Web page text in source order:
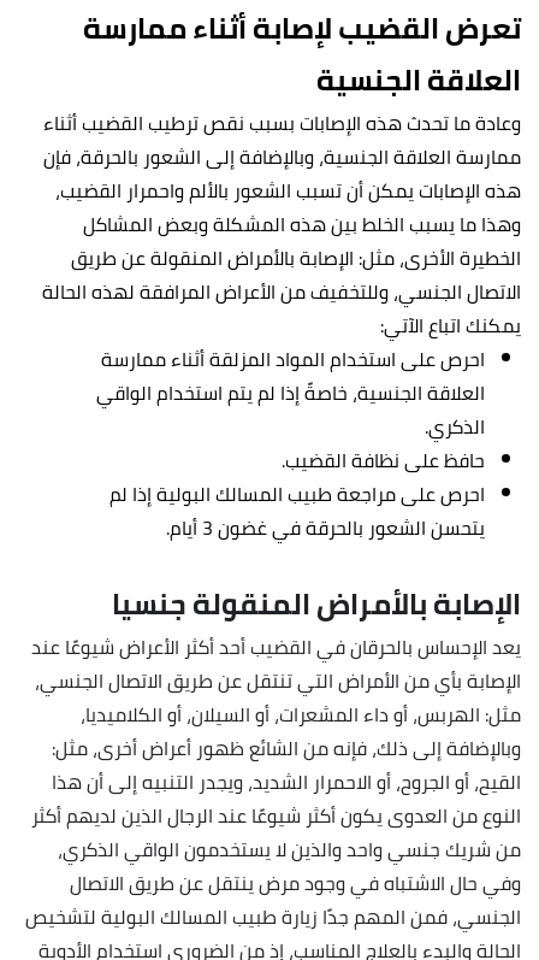
تعرض القضيب لإصابة أثناء ممارسة
العلاقة الجنسية
وعادة ما تحدث هذه الإصابات بسبب نقص ترطيب القضيب أثناء
ممارسة العلاقة الجنسية، وبالإضافة إلى الشعور بالحرقة، فإن
هذه الإصابات يمكن أن تسبب الشعور بالألم واحمرار القضيب،
وهذا ما يسبب الخلط بين هذه المشكلة وبعض المشاكل
الخطيرة الأخرى، مثل: الإصابة بالأمراض المنقولة عن طريق
الاتصال الجنسي، وللتخفيف من الأعراض المرافقة لهذه الحالة
يمكنك اتباع الآتي:
احرص على استخدامالمواد المزلقةأثناء ممارسة
العلاقة الجنسية، خاصةً إذا لم يتم استخدام الواقي
الذكري.
حافظ على نظافة القضيب.
احرص على مراجعة طبيب المسالك البولية إذا لم
يتحسن الشعور بالحرقة في غضون 3 أيام.
الإصابة بالأمراض المنقولة جنسيا
يعد الإحساس بالحرقان في القضيب أحد أكثر الأعراض شيوعًا عند
الإصابة بأي من الأمراض التي تنتقل عن طريق الاتصال الجنسي،
مثل: الهربس، أو داء المشعرات، أو السيلان، أو الكلاميديا،
وبالإضافة إلى ذلك، فإنه من الشائع ظهور أعراض أخرى، مثل:
القيح، أو الجروح، أو الاحمرار الشديد، ويجدر التنبيه إلى أن هذا
النوع من العدوى يكون أكثر شيوعًا عند الرجال الذين لديهم أكثر
من شريك جنسي واحد والذين لا يستخدمون الواقي الذكري،
وفي حال الاشتباه في وجود مرض ينتقل عن طريق الاتصال
الجنسي، فمن المهم جدًا زيارة طبيب المسالك البولية لتشخيص
الحالة والبدء بالعلاج المناسب، إذ من الضروري استخدام الأدوية